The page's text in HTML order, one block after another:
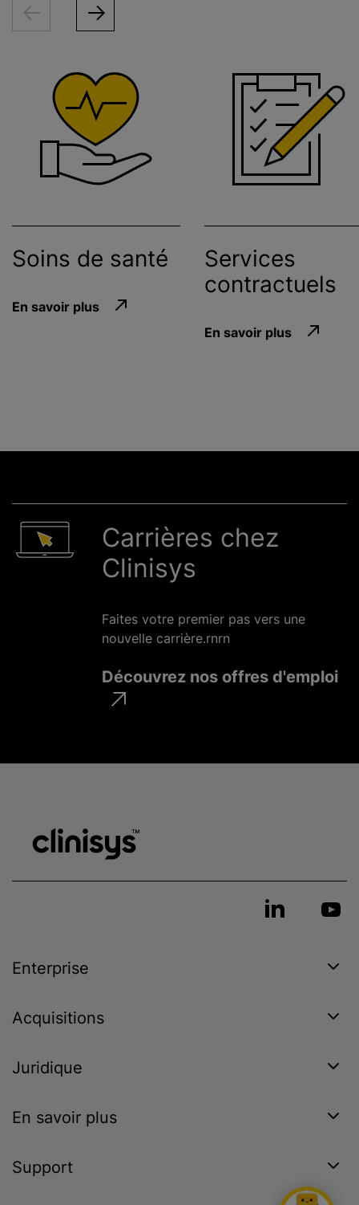
Soins de santé
En savoir plus
Services
contractuels
En savoir plus
Carrières chez
Clinisys
Faites votre premier pas vers une
nouvelle carrière.rnrn
Découvrez nos offres d'emploi
Enterprise
Acquisitions
Juridique
En savoir plus
Support